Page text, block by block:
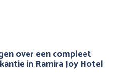
over een compleet
in Ramira Joy Hotel